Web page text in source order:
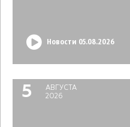
Новости 05.08.2026
5
АВГУСТА
2026